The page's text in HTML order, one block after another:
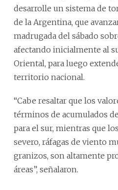
desarrolle un sistema de
de la Argentina, que
madrugada del sábado
afectando inicialmente al
Oriental, para luego
territorio nacional.
“Cabe resaltar que los
términos de acumulados
para el sur, mientras que
severo, ráfagas de viento
granizos, son altamente
áreas”, señalaron.